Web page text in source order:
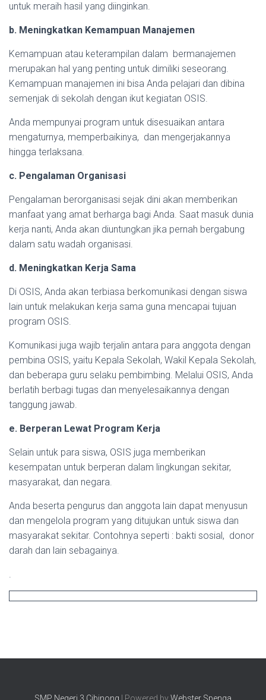
untuk meraih hasil yang diinginkan.
b. Meningkatkan Kemampuan Manajemen
Kemampuan atau keterampilan dalam bermanajemen
merupakan hal yang penting untuk dimiliki seseorang.
Kemampuan manajemen ini bisa Anda pelajari dan dibina
semenjak di sekolah dengan ikut kegiatan OSIS.
Anda mempunyai program untuk disesuaikan antara
mengaturnya, memperbaikinya, dan mengerjakannya
hingga terlaksana.
c. Pengalaman Organisasi
Pengalaman berorganisasi sejak dini akan memberikan
manfaat yang amat berharga bagi Anda. Saat masuk dunia
kerja nanti, Anda akan diuntungkan jika pernah bergabung
dalam satu wadah organisasi.
d. Meningkatkan Kerja Sama
Di OSIS, Anda akan terbiasa berkomunikasi dengan siswa
lain untuk melakukan kerja sama guna mencapai tujuan
program OSIS.
Komunikasi juga wajib terjalin antara para anggota dengan
pembina OSIS, yaitu Kepala Sekolah, Wakil Kepala Sekolah,
dan beberapa guru selaku pembimbing. Melalui OSIS, Anda
berlatih berbagi tugas dan menyelesaikannya dengan
tanggung jawab.
e. Berperan Lewat Program Kerja
Selain untuk para siswa, OSIS juga memberikan
kesempatan untuk berperan dalam lingkungan sekitar,
masyarakat, dan negara.
Anda beserta pengurus dan anggota lain dapat menyusun
dan mengelola program yang ditujukan untuk siswa dan
masyarakat sekitar. Contohnya seperti : bakti sosial, donor
darah dan lain sebagainya.
.